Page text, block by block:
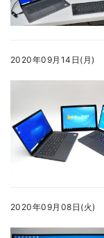
2020年09月14日(月)
2020年09月08日(火)